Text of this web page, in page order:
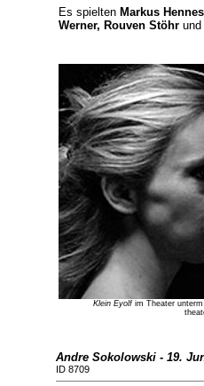
Es spielten Markus
Werner, Rouven Stöhrund
Klein Eyolfim Theater unterm
Andre Sokolowski - 19.
ID 8709